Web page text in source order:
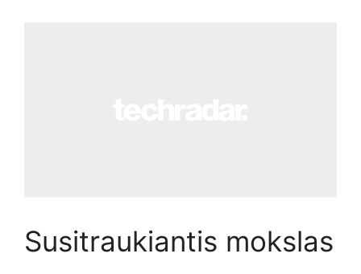
Susitraukiantis mokslas